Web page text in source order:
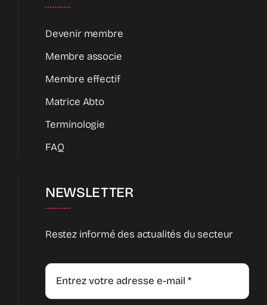
Devenir membre
Membre associe
Membre effectif
Matrice Abto
Terminologie
FAQ
NEWSLETTER
Restez informé des actualités du secteur